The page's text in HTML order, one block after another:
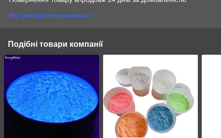
Всі умови повернення
Подібні товари компанії